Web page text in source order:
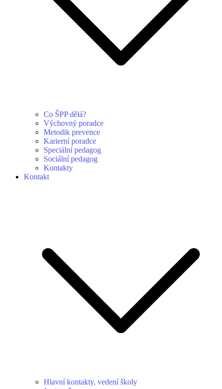
Co ŠPP dělá?
Výchovný poradce
Metodik prevence
Karierní poradce
Speciální pedagog
Sociální pedagog
Kontakty
Kontakt
Hlavní kontakty, vedení školy